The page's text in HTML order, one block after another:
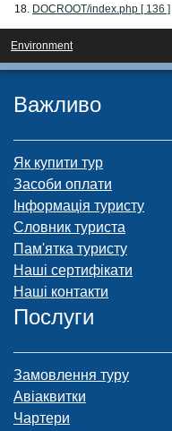
DOCROOT/index.php [ 136 ]
Environment
Важливо
Як купити тур
Засоби оплати
Інформація туристу
Словник туриста
Пам'ятка туристу
Наші сертифікати
Наші контакти
Послуги
Замовлення туру
Авіаквитки
Чартери